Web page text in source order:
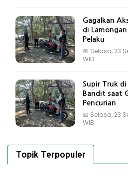
Gagalkan
di
Pelaku
📅 Selasa, 23
WIB
Supir Truk
Bandit saat
Pencurian
📅 Selasa, 23
WIB
Topik Terpopuler